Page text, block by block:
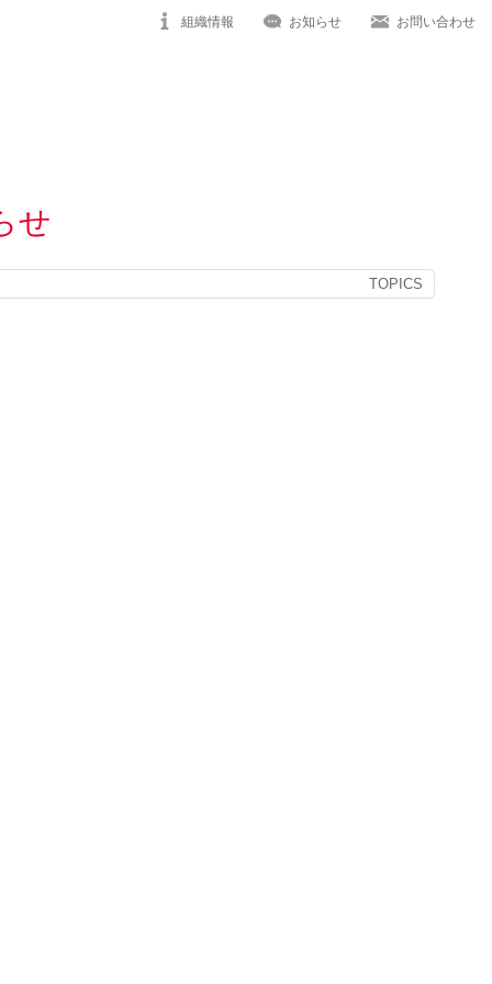
組織情報 お知らせ お問い合わせ
せ
TOPICS